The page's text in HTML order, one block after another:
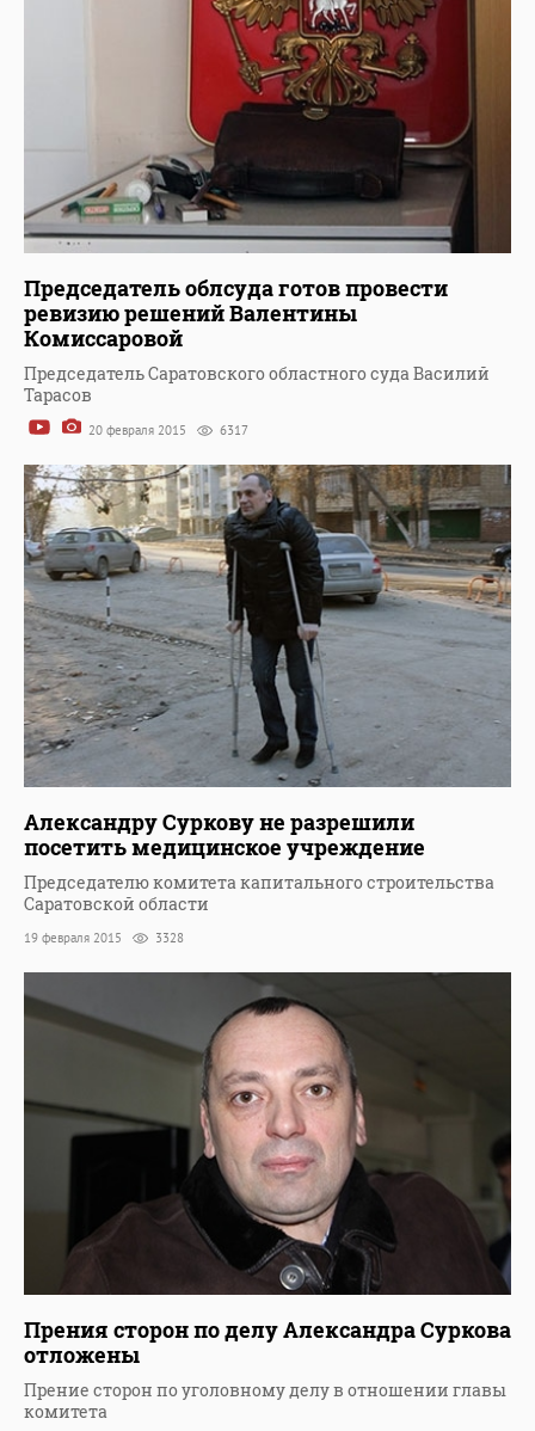
Председатель облсуда готов провести
ревизию решений Валентины
Комиссаровой
Председатель Саратовского областного суда Василий
Тарасов
20 февраля 2015 6317
Александру Суркову не разрешили
посетить медицинское учреждение
Председателю комитета капитального строительства
Саратовской области
19 февраля 2015 3328
Прения сторон по делу Александра Суркова
отложены
Прение сторон по уголовному делу в отношении главы
комитета